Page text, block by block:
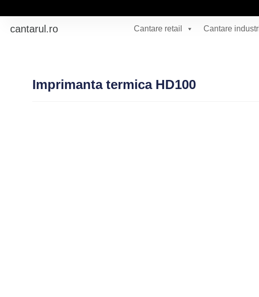
cantarul.ro Cantare retail Cantare
Imprimanta termica HD100